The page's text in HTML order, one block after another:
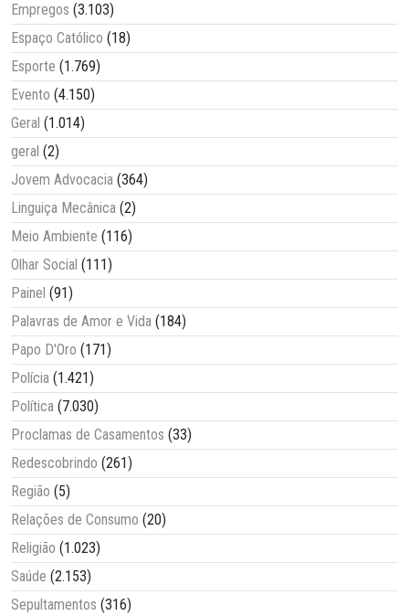
Empregos (3.103)
Espaço Católico (18)
Esporte (1.769)
Evento (4.150)
Geral (1.014)
geral (2)
Jovem Advocacia (364)
Linguiça Mecânica (2)
Meio Ambiente (116)
Olhar Social (111)
Painel (91)
Palavras de Amor e Vida (184)
Papo D'Oro (171)
Polícia (1.421)
Política (7.030)
Proclamas de Casamentos (33)
Redescobrindo (261)
Região (5)
Relações de Consumo (20)
Religião (1.023)
Saúde (2.153)
Sepultamentos (316)